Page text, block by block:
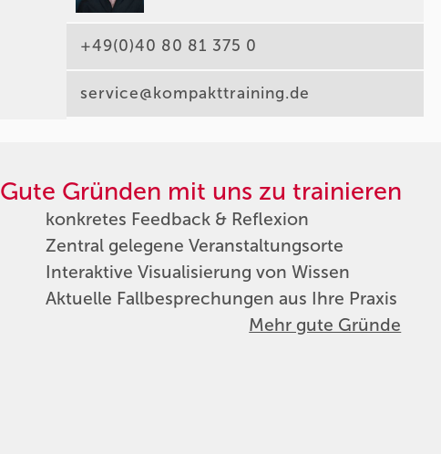
+49(0)40 80 81 375 0
service@kompakttraining.de
Gute Gründen mit uns zu trainieren
konkretes Feedback & Reflexion
Zentral gelegene Veranstaltungsorte
Interaktive Visualisierung von Wissen
Aktuelle Fallbesprechungen aus Ihre Praxis
Mehr gute Gründe